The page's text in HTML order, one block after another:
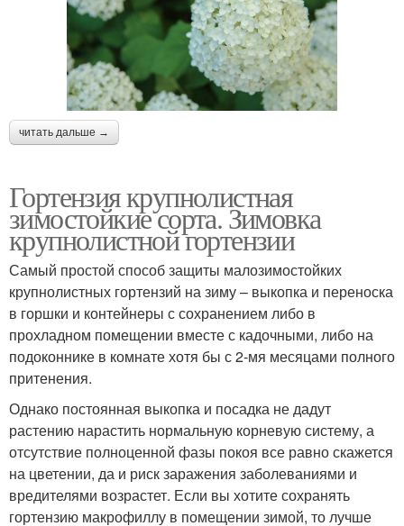
читать дальше →
Гортензия крупнолистная
зимостойкие сорта. Зимовка
крупнолистной гортензии
Самый простой способ защиты малозимостойких
крупнолистных гортензий на зиму – выкопка и переноска
в горшки и контейнеры с сохранением либо в
прохладном помещении вместе с кадочными, либо на
подоконнике в комнате хотя бы с 2-мя месяцами полного
притенения.
Однако постоянная выкопка и посадка не дадут
растению нарастить нормальную корневую систему, а
отсутствие полноценной фазы покоя все равно скажется
на цветении, да и риск заражения заболеваниями и
вредителями возрастет. Если вы хотите сохранять
гортензию макрофиллу в помещении зимой, то лучше